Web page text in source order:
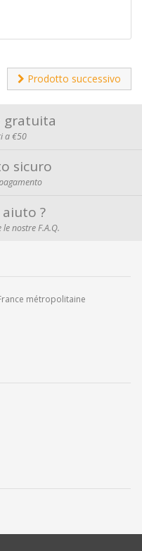
Prodotto successivo
gratuita
a €50
sicuro
?
nostre F.A.Q.
métropolitaine